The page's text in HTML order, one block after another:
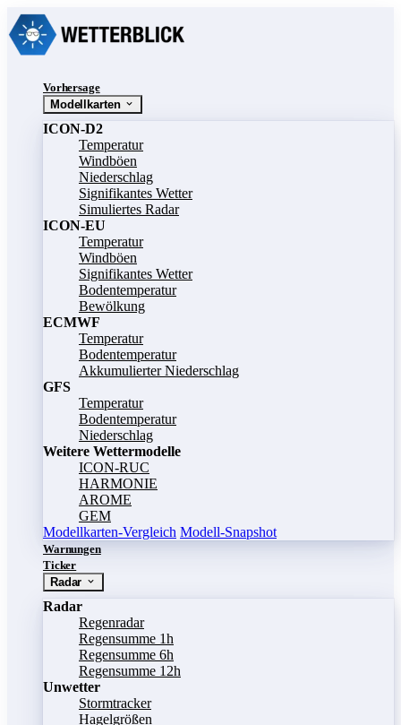
Vorhersage
Modellkarten
ICON-D2
Temperatur
Windböen
Niederschlag
Signifikantes Wetter
Simuliertes Radar
ICON-EU
Temperatur
Windböen
Signifikantes Wetter
Bodentemperatur
Bewölkung
ECMWF
Temperatur
Bodentemperatur
Akkumulierter Niederschlag
GFS
Temperatur
Bodentemperatur
Niederschlag
Weitere Wettermodelle
ICON-RUC
HARMONIE
AROME
GEM
Modellkarten-Vergleich Modell-Snapshot
Warnungen
Ticker
Radar
Radar
Regenradar
Regensumme 1h
Regensumme 6h
Regensumme 12h
Unwetter
Stormtracker
Hagelgrößen